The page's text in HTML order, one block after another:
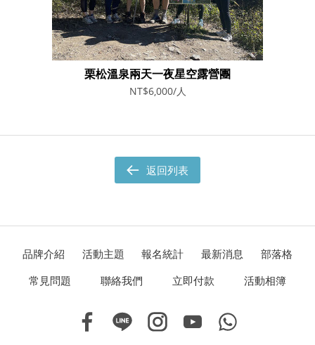
栗松溫泉兩天一夜星空露營團
NT$6,000/人
返回列表
品牌介紹 活動主題 報名統計 最新消息
部落格
常見問題
聯絡我們 立即付款 活動相簿